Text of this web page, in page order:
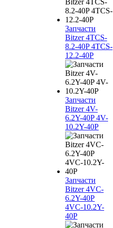
Запчасти
Bitzer 4TCS-
8.2-40P 4TCS-
12.2-40P
Запчасти
Bitzer 4V-
6.2Y-40P 4V-
10.2Y-40P
Запчасти
Bitzer 4VC-
6.2Y-40P
4VC-10.2Y-
40P